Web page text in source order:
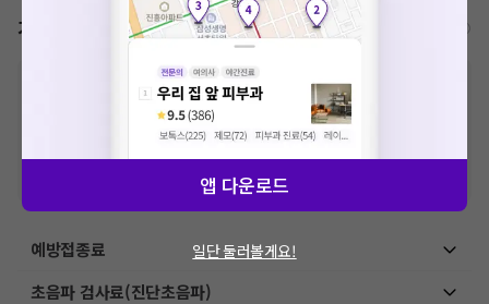
가격표 비급여/급여 진료란?
추가비용 등으로 실제 가격과 상이할 수 있으니, 정확
한 가격은 해당 의료기관에 직접 문의해주세요.
건강보험심사평가원
에 고지되어 있는 급여 진료 기준 가
격입니다. (진료와 연관된 복합적인 비용이 추가되어, 병원마다 금액이 다르게
산정될 수 있는 점 참고 바랍니다.)
VAT 포함
예방접종료
초음파 검사료(진단초음파)
앱 다운로드
일단 둘러볼게요!